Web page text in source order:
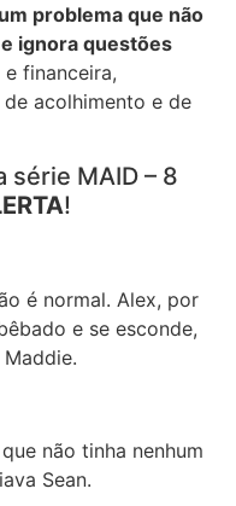
problema que não
ignora questões
financeira,
acolhimento e de
série MAID – 8
!
é normal. Alex, por
e se esconde,
não tinha nenhum
Sean.